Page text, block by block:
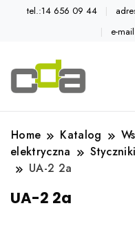
tel.:14 656 09 44
e-
Home Katalog
elektryczna
Styczniki
UA-2 2a
UA-2 2a